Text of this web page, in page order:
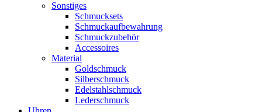
Sonstiges
Schmucksets
Schmuckaufbewahrung
Schmuckzubehör
Accessoires
Material
Goldschmuck
Silberschmuck
Edelstahlschmuck
Lederschmuck